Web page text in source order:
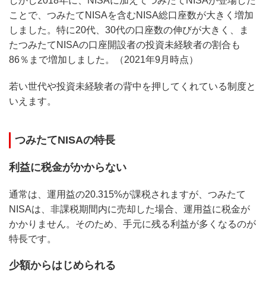
ことで、つみたてNISAを含むNISA総口座数が大きく増加
しました。特に20代、30代の口座数の伸びが大きく、ま
たつみたてNISAの口座開設者の投資未経験者の割合も
86％まで増加しました。（2021年9月時点）
若い世代や投資未経験者の背中を押してくれている制度と
いえます。
つみたてNISAの特長
利益に税金がかからない
通常は、運用益の20.315%が課税されますが、つみたて
NISAは、非課税期間内に売却した場合、運用益に税金が
かかりません。そのため、手元に残る利益が多くなるのが
特長です。
少額からはじめられる